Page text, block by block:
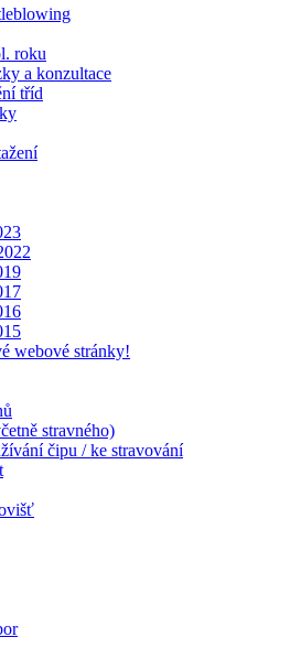
roku
a konzultace
tříd
webové stránky!
stravného)
čipu / ke stravování